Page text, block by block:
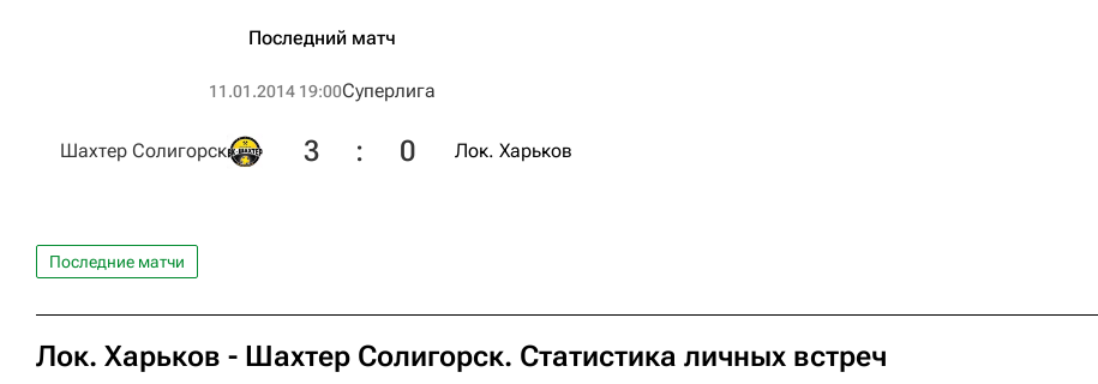
Последний матч
11.01.2014 19:00Суперлига
Шахтер Солигорск 3 : 0 Лок. Харьков
Последние матчи
Лок. Харьков - Шахтер Солигорск. Статистика личных встреч